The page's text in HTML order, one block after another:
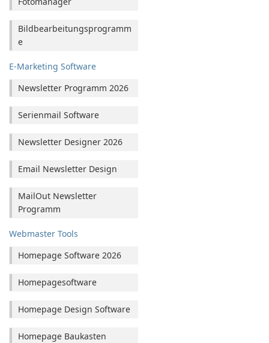
Bildbearbeitungsprogramm
e
E-Marketing Software
Newsletter Programm 2026
Serienmail Software
Newsletter Designer 2026
Email Newsletter Design
MailOut Newsletter
Programm
Webmaster Tools
Homepage Software 2026
Homepagesoftware
Homepage Design Software
Homepage Baukasten